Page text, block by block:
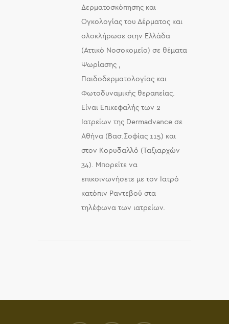
Δερματοσκόπησης και
Ογκολογίας του Δέρματος και
ολοκλήρωσε στην Ελλάδα
(Αττικό Νοσοκομείο) σε θέματα
Ψωρίασης ,
Παιδοδερματολογίας και
Φωτοδυναμικής θεραπείας.
Είναι Επικεφαλής των 2
Ιατρείων της Dermadvance σε
Αθήνα (Βασ.Σοφίας 115) και
στον Κορυδαλλό (Ταξιαρχών
34). Μπορείτε να
επικοινωνήσετε με τον Ιατρό
κατόπιν Ραντεβού στα
τηλέφωνα των ιατρείων.